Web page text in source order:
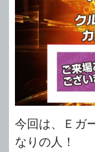
今回は、Ｅガ
なりの人！